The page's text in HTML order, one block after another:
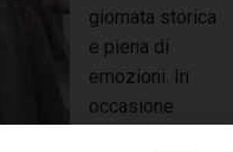
giornata storica
e piena di
emozioni. In
occasione